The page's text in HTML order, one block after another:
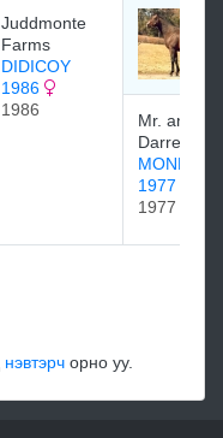
Juddmonte
Farms
DIDICOY
1986
1986
Mr. and
Darrell
MONROE
1977
1977
нэвтэрч орно уу.